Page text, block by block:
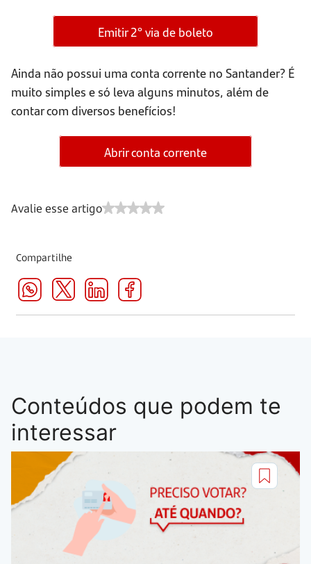
Emitir 2° via de boleto
Ainda não possui uma conta corrente no Santander? É
muito simples e só leva alguns minutos, além de
contar com diversos benefícios!
Abrir conta corrente
Avalie esse artigo
Compartilhe
Conteúdos que podem te
interessar